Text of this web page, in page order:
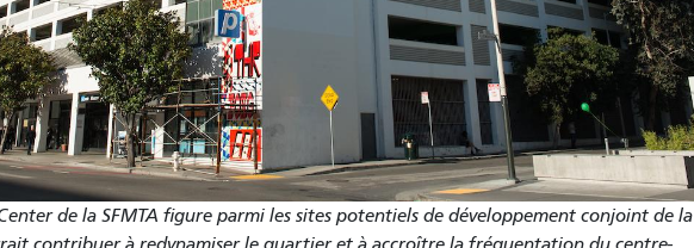
de la SFMTA figure parmi les sites potentiels de développement conjoint de la